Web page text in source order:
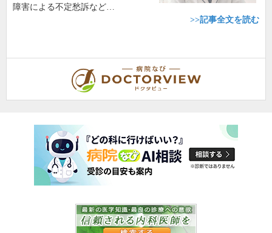
障害による不定愁訴など…
>>記事全文を読む